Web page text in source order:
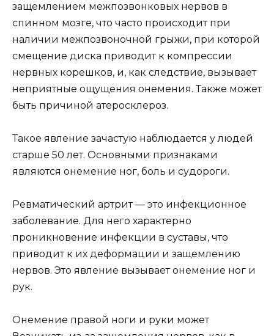
защемлением межпозвонковых нервов в
спинном мозге, что часто происходит при
наличии межпозвоночной грыжи, при которой
смещение диска приводит к компрессии
нервных корешков, и, как следствие, вызывает
неприятные ощущения онемения. Также может
быть причиной атеросклероз.
Такое явление зачастую наблюдается у людей
старше 50 лет. Основными признаками
являются онемение ног, боль и судороги.
Ревматический артрит — это инфекционное
заболевание. Для него характерно
проникновение инфекции в суставы, что
приводит к их деформации и защемлению
нервов. Это явление вызывает онемение ног и
рук.
Онемение правой ноги и руки может